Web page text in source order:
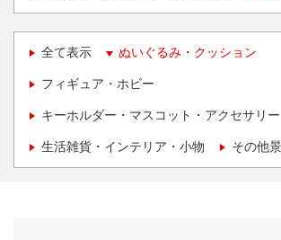
全て表示 ぬいぐるみ・クッション
フィギュア・ホビー
キーホルダー・マスコット・アクセサリー
生活雑貨・インテリア・小物 その他